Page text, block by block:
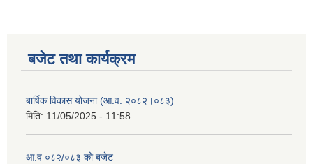
बजेट तथा कार्यक्रम
बार्षिक विकास योजना (आ.व. २०८२।०८३)
मिति: 11/05/2025 - 11:58
आ.व ०८२/०८३ को बजेट